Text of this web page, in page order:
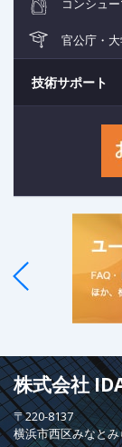
コンシュ
官公庁・
技術サポート
株式会社
〒220-8137
横浜市西区みなと